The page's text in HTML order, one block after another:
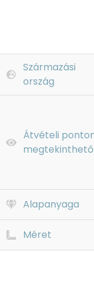
Származási
ország
Átvételi
megtekinthető
Alapanyaga
Méret